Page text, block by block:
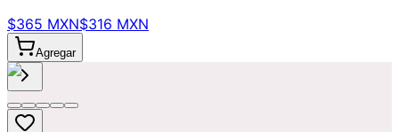
$365 MXN$316 MXN
Agregar